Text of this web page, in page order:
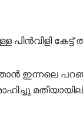
കേട്ട്
ഇന്നലെ